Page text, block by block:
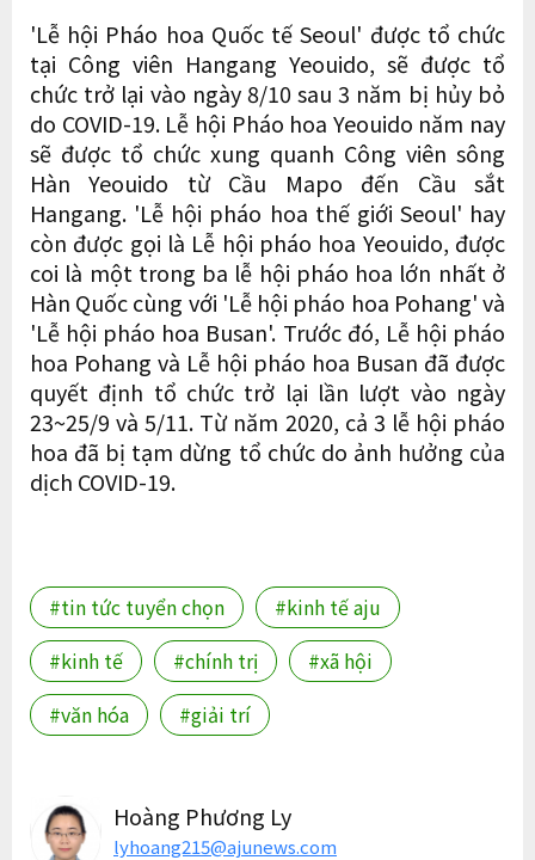
'Lễ hội Pháo hoa Quốc tế Seoul' được tổ chức
tại Công viên Hangang Yeouido, sẽ được tổ
chức trở lại vào ngày 8/10 sau 3 năm bị hủy bỏ
do COVID-19. Lễ hội Pháo hoa Yeouido năm nay
sẽ được tổ chức xung quanh Công viên sông
Hàn Yeouido từ Cầu Mapo đến Cầu sắt
Hangang. 'Lễ hội pháo hoa thế giới Seoul' hay
còn được gọi là Lễ hội pháo hoa Yeouido, được
coi là một trong ba lễ hội pháo hoa lớn nhất ở
Hàn Quốc cùng với 'Lễ hội pháo hoa Pohang' và
'Lễ hội pháo hoa Busan'. Trước đó, Lễ hội pháo
hoa Pohang và Lễ hội pháo hoa Busan đã được
quyết định tổ chức trở lại lần lượt vào ngày
23~25/9 và 5/11. Từ năm 2020, cả 3 lễ hội pháo
hoa đã bị tạm dừng tổ chức do ảnh hưởng của
dịch COVID-19.
#tin tức tuyển chọn
#kinh tế aju
#kinh tế
#chính trị
#xã hội
#văn hóa
#giải trí
Hoàng Phương Ly
lyhoang215@ajunews.com